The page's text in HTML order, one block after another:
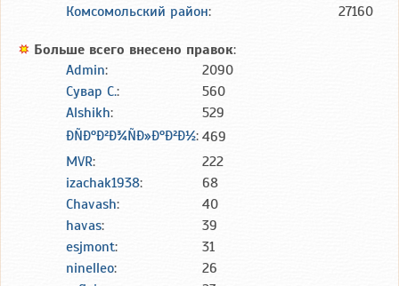
Комсомольский район: 27160
Больше всего внесено правок:
Admin:
2090
Сувар С.:
560
Alshikh:
529
ÐÑÐ°Ð²Ð¾ÑÐ»Ð°Ð²Ð½: 469
MVR:
222
izachak1938:
68
Chavash:
40
havas:
39
esjmont:
31
ninelleo:
26